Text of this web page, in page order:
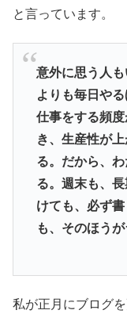
と言っています。
意外に思う人
よりも毎日や
仕事をする頻
き、生産性が
る。だから、
る。週末も、
けても、必ず
も、そのほうが
私が正月にブログ